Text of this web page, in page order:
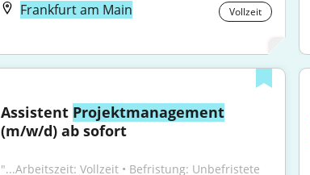
Frankfurt am Main
Vollzeit
Assistent Projektmanagement
(m/w/d) ab sofort
"...Arbeitszeit: Vollzeit • Befristung: Unbefristete